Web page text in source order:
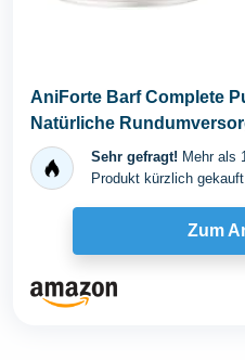
AniForte Barf Complete
Natürliche
Zusatz beim...Sehr gefragt! Mehr als
Produkt kürzlich gekauft.
Zum